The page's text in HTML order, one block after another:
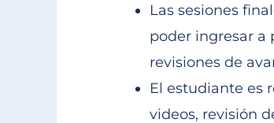
Las sesiones
poder ingresar a
revisiones de
El estudiante es
videos, revisión